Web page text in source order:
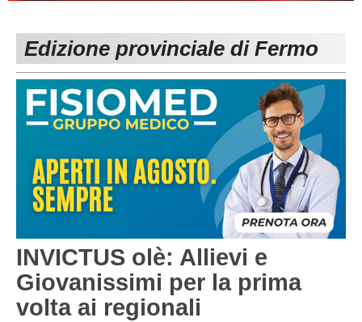
Carica la tua Rosa
1^ CATEGORIA
2^ CATEGORIA
3^ CATEGORIA
Edizione provinciale di Fermo
INVICTUS olè: Allievi e
Giovanissimi per la prima
volta ai regionali